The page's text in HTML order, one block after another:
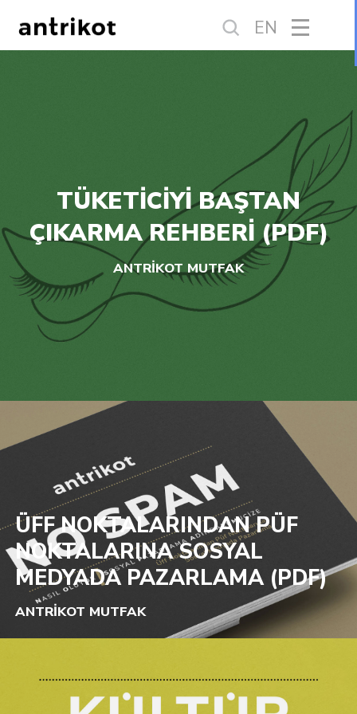
EN
TÜKETİCİYİ BAŞTAN
ÇIKARMA REHBERİ (PDF)
ANTRİKOT MUTFAK
ÜFF NOKTALARINDAN PÜF
NOKTALARINA SOSYAL
MEDYADA PAZARLAMA (PDF)
ANTRİKOT MUTFAK